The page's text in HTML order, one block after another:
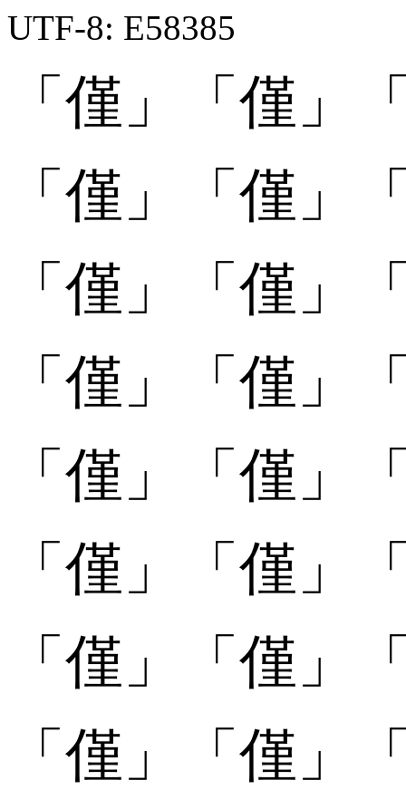
UTF-8: E58385
「僅」 「僅」
「僅󠄀」 「僅󠄀」
「僅󠄁」 「僅󠄁」
「僅󠄂」 「僅󠄂」
「僅󠄃」 「僅󠄃」
「僅󠄄」 「僅󠄄」
「僅󠄅」 「僅󠄅」
「僅󠄆」 「僅󠄆」